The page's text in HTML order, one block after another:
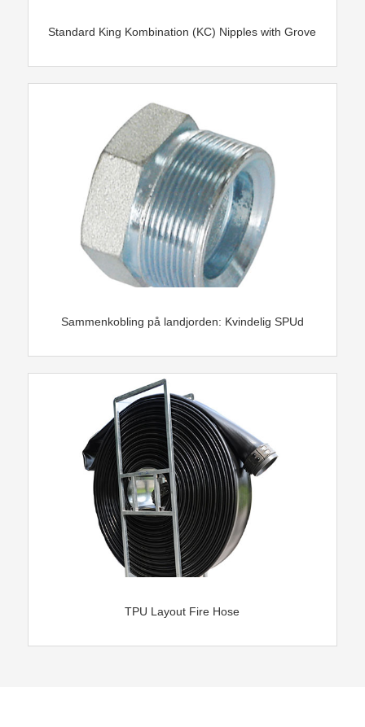
Standard King Kombination (KC) Nipples with Grove
Sammenkobling på landjorden: Kvindelig SPUd
TPU Layout Fire Hose